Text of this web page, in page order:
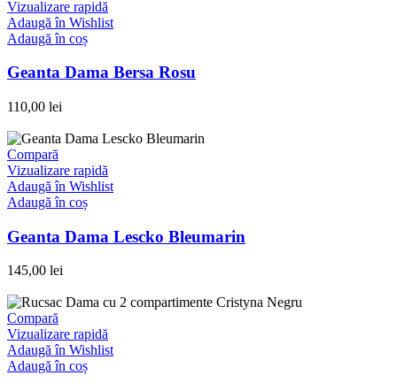
Vizualizare rapidă
Adaugă în Wishlist
Adaugă în coș
Geanta Dama Bersa Rosu
110,00 lei
Compară
Vizualizare rapidă
Adaugă în Wishlist
Adaugă în coș
Geanta Dama Lescko Bleumarin
145,00 lei
Compară
Vizualizare rapidă
Adaugă în Wishlist
Adaugă în coș